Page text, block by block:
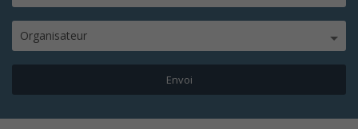
Organisateur